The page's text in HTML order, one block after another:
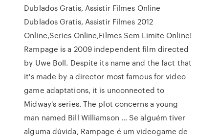
Dublados Gratis, Assistir Filmes Online
Dublados Gratis, Assistir Filmes 2012
Online,Series Online,Filmes Sem Limite Online!
Rampage is a 2009 independent film directed
by Uwe Boll. Despite its name and the fact that
it's made by a director most famous for video
game adaptations, it is unconnected to
Midway's series. The plot concerns a young
man named Bill Williamson … Se alguém tiver
alguma dúvida, Rampage é um videogame de